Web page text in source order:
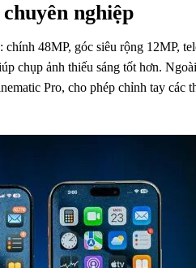
nghiệp
48MP, góc siêu rộng 12MP,
chụp ảnh thiếu sáng tốt hơn.
Pro, cho phép chỉnh tay các